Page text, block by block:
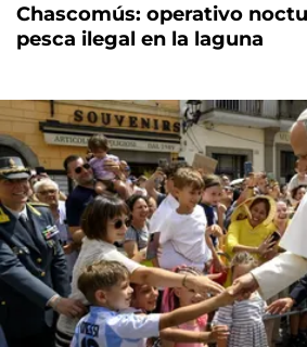
Chascomús: operativo
pesca ilegal en la laguna